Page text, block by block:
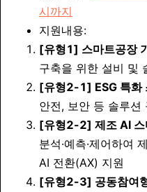
시까지
지원내용:
[유형1] 스마트공장
구축을 위한 설비 및
[유형2-1] ESG 특화
안전, 보안 등 솔루션
[유형2-2] 제조 AI 스
분석·예측·제어하여
AI 전환(AX) 지원
[유형2-3] 공동참여